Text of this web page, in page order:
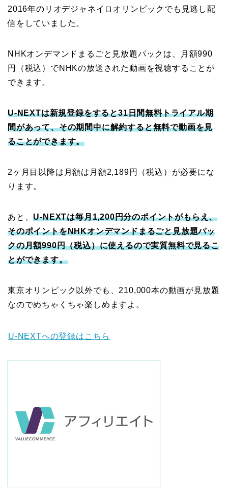
2016年のリオデジャネイロオリンピックでも見逃し配
信をしていました。
NHKオンデマンドまるごと見放題パックは、月額990
円（税込）でNHKの放送された動画を視聴することが
できます。
U-NEXTは新規登録をすると31日間無料トライアル期
間があって、その期間中に解約すると無料で動画を見
ることができます。
2ヶ月目以降は月額は月額2,189円（税込）が必要にな
ります。
あと、U-NEXTは毎月1,200円分のポイントがもらえ、
そのポイントをNHKオンデマンドまるごと見放題パッ
クの月額990円（税込）に使えるので実質無料で見るこ
とができます。
東京オリンピック以外でも、210,000本の動画が見放題
なのでめちゃくちゃ楽しめますよ。
U-NEXTへの登録はこちら